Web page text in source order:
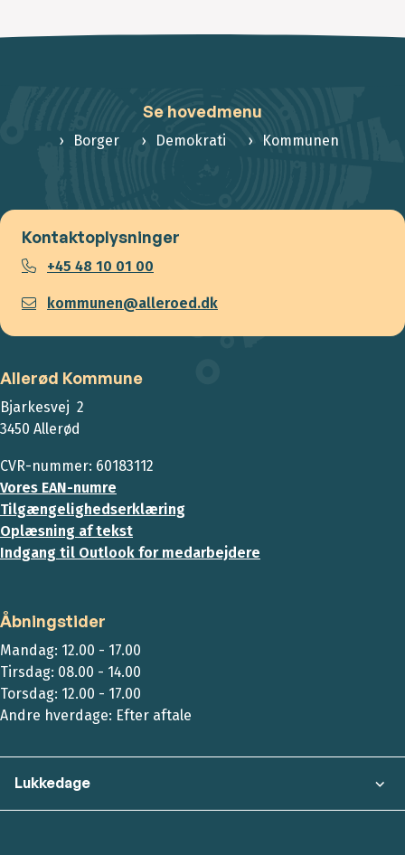
Se hovedmenu
Borger Demokrati Kommunen
Kontaktoplysninger
+45 48 10 01 00
kommunen@alleroed.dk
Allerød Kommune
Bjarkesvej 2
3450 Allerød
CVR-nummer: 60183112
Vores EAN-numre
Tilgængelighedserklæring
Oplæsning af tekst
Indgang til Outlook for medarbejdere
Åbningstider
Mandag: 12.00 - 17.00
Tirsdag: 08.00 - 14.00
Torsdag: 12.00 - 17.00
Andre hverdage: Efter aftale
Lukkedage